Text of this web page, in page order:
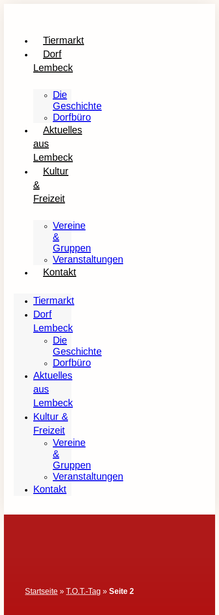
Tiermarkt
Dorf
Lembeck
Die
Geschichte
Dorfbüro
Aktuelles
aus
Lembeck
Kultur
&
Freizeit
Vereine
&
Gruppen
Veranstaltungen
Kontakt
Tiermarkt
Dorf
Lembeck
Die
Geschichte
Dorfbüro
Aktuelles
aus
Lembeck
Kultur &
Freizeit
Vereine
&
Gruppen
Veranstaltungen
Kontakt
Startseite »T.O.T.-Tag »Seite 2